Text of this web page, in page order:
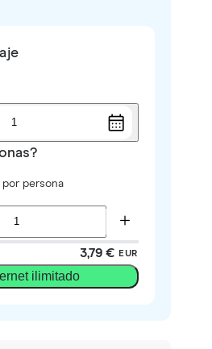
1
por persona
3,79 € EUR
ilimitado